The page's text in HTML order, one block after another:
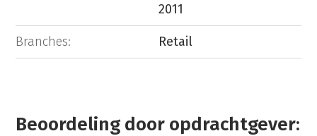
2011
Branches: Retail
Beoordeling door opdrachtgever: